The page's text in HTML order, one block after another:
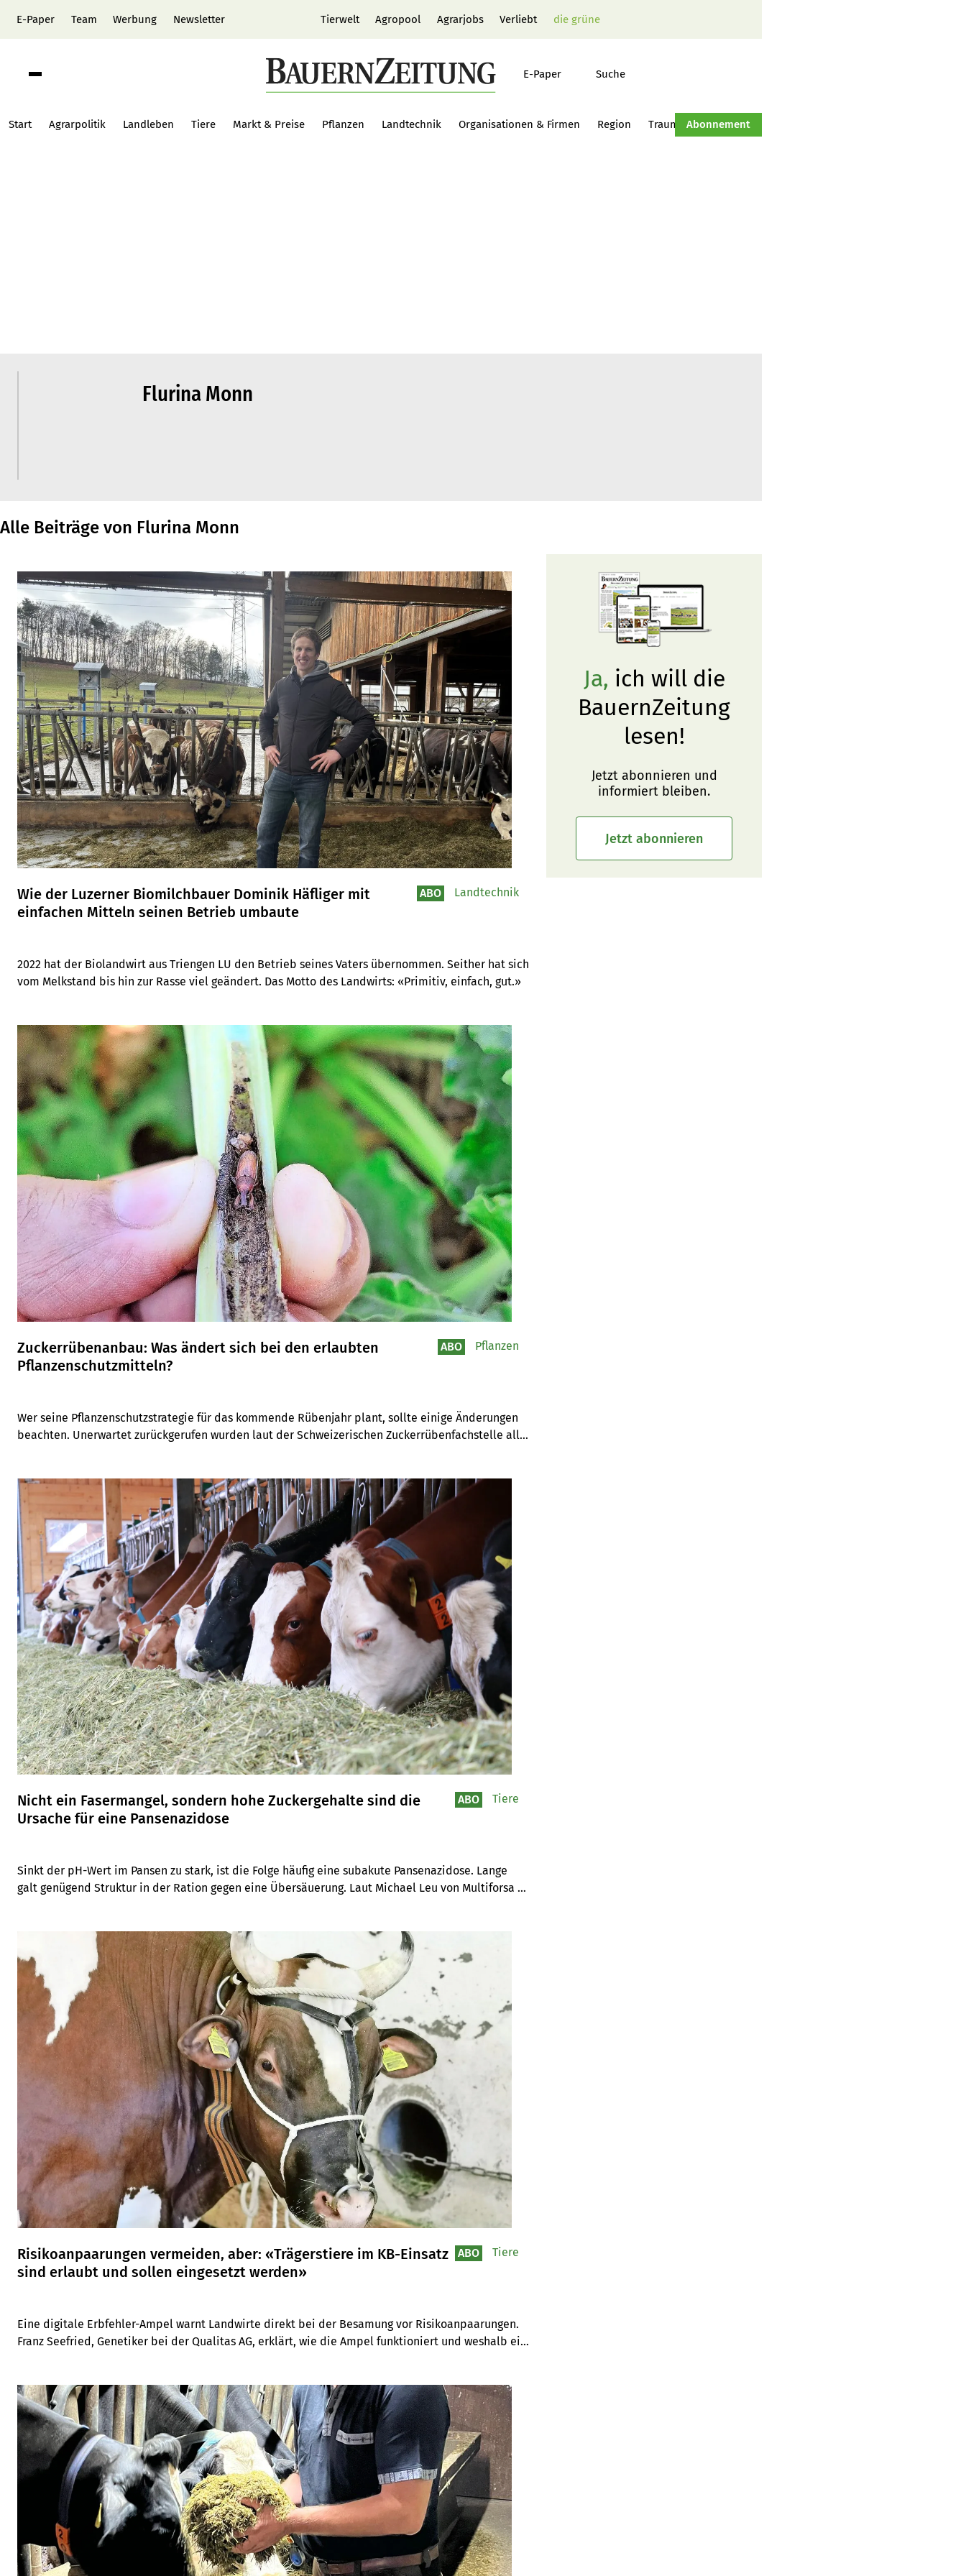
E-Paper Team Werbung Newsletter Tierwelt Agropool Agrarjobs Verliebt die grüne
E-Paper Suche
Start Agrarpolitik Landleben Tiere Markt & Preise Pflanzen Landtechnik Organisationen & Firmen Region Traumtraktor Hof-Management
Abonnement
Flurina Monn
Alle Beiträge von Flurina Monn
Wie der Luzerner Biomilchbauer Dominik Häfliger mit
einfachen Mitteln seinen Betrieb umbaute
2022 hat der Biolandwirt aus Triengen LU den Betrieb seines Vaters übernommen. Seither hat sich
vom Melkstand bis hin zur Rasse viel geändert. Das Motto des Landwirts: «Primitiv, einfach, gut.»
ABO Landtechnik
Zuckerrübenanbau: Was ändert sich bei den erlaubten
Pflanzenschutzmitteln?
Wer seine Pflanzenschutzstrategie für das kommende Rübenjahr plant, sollte einige Änderungen
beachten. Unerwartet zurückgerufen wurden laut der Schweizerischen Zuckerrübenfachstelle alle
ABO Pflanzen
Nicht ein Fasermangel, sondern hohe Zuckergehalte sind die
Ursache für eine Pansenazidose
Sinkt der pH-Wert im Pansen zu stark, ist die Folge häufig eine subakute Pansenazidose. Lange
galt genügend Struktur in der Ration gegen eine Übersäuerung. Laut Michael Leu von Multiforsa
ABO Tiere
Risikoanpaarungen vermeiden, aber: «Trägerstiere im KB-Einsatz
sind erlaubt und sollen eingesetzt werden»
Eine digitale Erbfehler-Ampel warnt Landwirte direkt bei der Besamung vor Risikoanpaarungen.
Franz Seefried, Genetiker bei der Qualitas AG, erklärt, wie die Ampel funktioniert und weshalb ein
ABO Tiere
Ja, ich will die
BauernZeitung
lesen!
Jetzt abonnieren und
informiert bleiben.
Jetzt abonnieren